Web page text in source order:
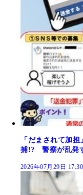
「だまされて加
捕!? 警察が乱発
2026年07月29日 17:30